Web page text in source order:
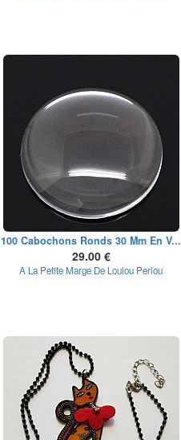
100 Cabochons Ronds 30 Mm En V...
29.00 €
A La Petite Marge De Loulou Perlou